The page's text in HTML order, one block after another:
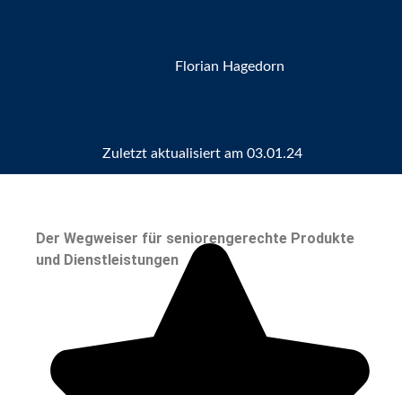
Florian Hagedorn
Zuletzt aktualisiert am 03.01.24
Der Wegweiser für seniorengerechte Produkte
und Dienstleistungen